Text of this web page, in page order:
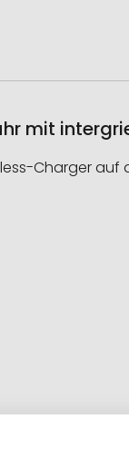
mit
Charger auf